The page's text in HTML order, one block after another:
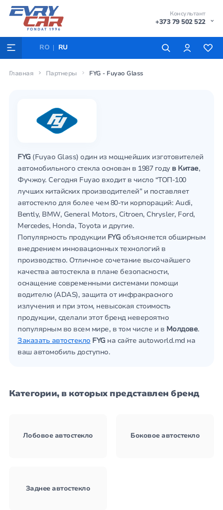
Консультант
+373 79 502 522
RO RU
Главная Партнеры FYG - Fuyao Glass
FYG(Fuyao Glass) один из мощнейших изготовителей
автомобильного стекла основан в 1987 году в Китае,
Фучжоу. Сегодня Fuyao входит в число “ТОП-100
лучших китайских производителей” и поставляет
автостекло для более чем 80-ти корпораций: Audi,
Bently, BMW, General Motors, Citroen, Chrysler, Ford,
Mercedes, Honda, Toyota и другие.
Популярность продукции FYGобъясняется обширным
внедрением инновационных технологий в
производство. Отличное сочетание высочайшего
качества автостекла в плане безопасности,
оснащение современными системами помощи
водителю (ADAS), защита от инфракрасного
излучения и при этом, невысокая стоимость
продукции, сделали этот бренд невероятно
популярным во всем мире, в том числе и в Молдове.
Заказать автостекло FYGна сайте autoworld.md на
ваш автомобиль доступно.
Категории, в которых представлен бренд
Лобовое автостекло Боковое автостекло
Заднее автостекло